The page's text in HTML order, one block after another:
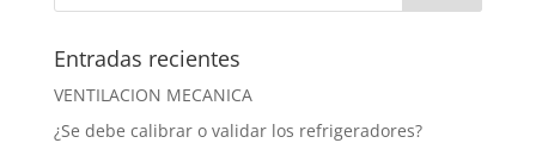
Entradas recientes
VENTILACION MECANICA
¿Se debe calibrar o validar los refrigeradores?